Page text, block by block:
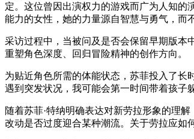
定。这位曾因出演权力的游戏而广为人知的
能力的女性，她的力量源自智慧与勇气，而
采访过程中，当被问及是否会保留早期版本
重塑角色深度、回归冒险精神的创作方向。
为贴近角色所需的体能状态，苏菲投入了长
遇到突发状况，我可能会第一时间带着孩子
随着苏菲·特纳明确表达对新劳拉形象的理
改动是否过度迎合某种潮流。关于劳拉应如